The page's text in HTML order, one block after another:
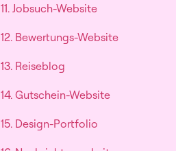
11. Jobsuch-Website
12. Bewertungs-Website
13. Reiseblog
14. Gutschein-Website
15. Design-Portfolio